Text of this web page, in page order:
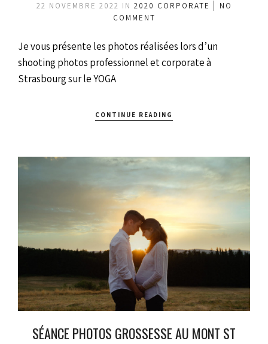
22 NOVEMBRE 2022 IN 2020 CORPORATE
NO
COMMENT
Je vous présente les photos réalisées lors d’un
shooting photos professionnel et corporate à
Strasbourg sur le YOGA
CONTINUE READING
SÉANCE PHOTOS GROSSESSE AU MONT ST